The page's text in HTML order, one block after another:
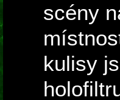
scény
kulisy